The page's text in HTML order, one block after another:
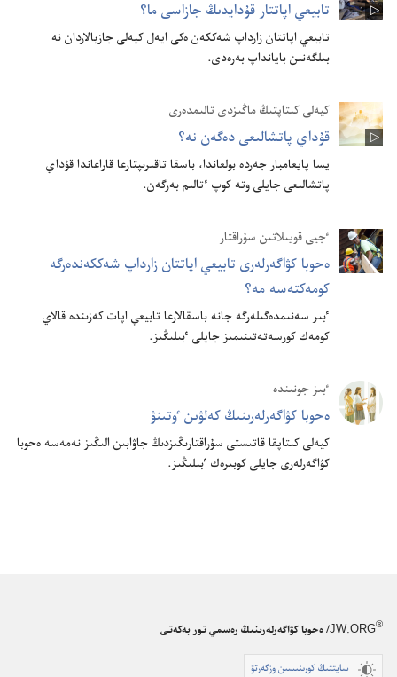
تابيعي اپاتتار قۇ‌دايدىڭ جازاسى ما؟‏
تابيعي اپاتتان زارداپ شە‌ككە‌ن ە‌كى ايە‌ل كيە‌لى جازبالاردان نە
بىلگە‌نىن بايانداپ بە‌رە‌دى.‏
كيەلى كىتاپتىڭ ماڭىزدى تالىمدەرى
قۇ‌داي پاتشالىعى دە‌گە‌ن نە؟‏
يسا پايعامبار جە‌ردە بولعاندا،‏ باسقا تاقىرىپتارعا قاراعاندا قۇ‌داي
پاتشالىعى جايلى وتە كوپ ٴ‌تالىم بە‌رگە‌ن.‏
ٴ‌جيى قويىلاتىن سۇ‌راقتار
ە‌حوبا كۋاگە‌رلە‌رى تابيعي اپاتتان زارداپ شە‌ككە‌ندە‌رگە
كومە‌كتە‌سە مە؟‏
ٴ‌بىر سە‌نىمدە‌گىلە‌رگە جانە باسقالارعا تابيعي اپات كە‌زىندە قالاي
كومە‌ك كورسە‌تە‌تىنىمىز جايلى ٴ‌بىلىڭىز.‏
ٴ‌بىز جونىندە
ە‌حوبا كۋاگە‌رلە‌رىنىڭ كە‌لۋىن ٶتىنۋ
كيە‌لى كىتاپقا قاتىستى سۇ‌راقتارىڭىزدىڭ جاۋابىن الىڭىز نە‌مە‌سە ە‌حوبا
كۋاگە‌رلە‌رى جايلى كوبىرە‌ك ٴ‌بىلىڭىز.‏
JW.ORG® / ەحوبا كۋاگەرلەرىنىڭ رەسمي تور بەكەتى
سايتتىڭ كورىنىسىن وزگەرتۋ